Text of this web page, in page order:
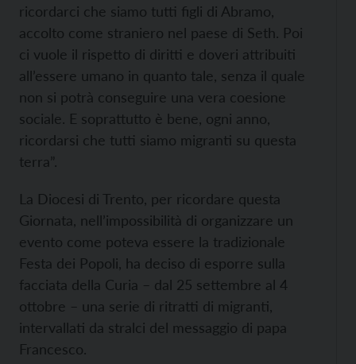
ricordarci che siamo tutti figli di Abramo,
accolto come straniero nel paese di Seth. Poi
ci vuole il rispetto di diritti e doveri attribuiti
all’essere umano in quanto tale, senza il quale
non si potrà conseguire una vera coesione
sociale. E soprattutto è bene, ogni anno,
ricordarsi che tutti siamo migranti su questa
terra”.
La Diocesi di Trento, per ricordare questa
Giornata, nell’impossibilità di organizzare un
evento come poteva essere la tradizionale
Festa dei Popoli, ha deciso di esporre sulla
facciata della Curia – dal 25 settembre al 4
ottobre – una serie di ritratti di migranti,
intervallati da stralci del messaggio di papa
Francesco.